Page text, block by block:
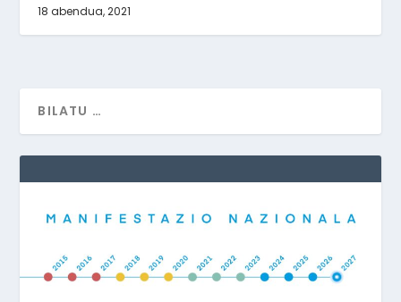
18 abendua, 2021